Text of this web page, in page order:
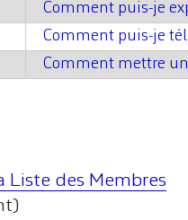
Comment puis-je
Comment puis-je
Comment mettre
Liste des Membres